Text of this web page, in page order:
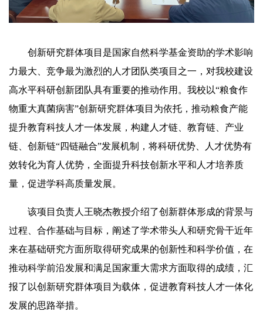
创新研究群体项目是国家自然科学基金资助的学术影响
力最大、竞争最为激烈的人才团队类项目之一，对我校建设
高水平科研创新团队具有重要的推动作用。我校以“粮食作
物重大真菌病害”创新研究群体项目为依托，推动粮食产能
提升教育科技人才一体发展，构建人才链、教育链、产业
链、创新链“四链融合”发展机制，将科研优势、人才优势有
效转化为育人优势，全面提升科技创新水平和人才培养质
量，促进学科高质量发展。
该项目负责人王晓杰教授介绍了创新群体形成的背景与
过程、合作基础与目标，阐述了学术带头人和研究骨干近年
来在基础研究方面所取得研究成果的创新性和科学价值，在
推动科学前沿发展和满足国家重大需求方面取得的成绩，汇
报了以创新研究群体项目为载体，促进教育科技人才一体化
发展的思路举措。